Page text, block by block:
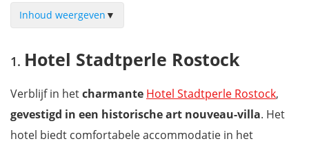
Inhoud weergeven ▼
Hotel Motel One Rostock
Landhotel Rittmeister & Kräuter-SPA
Apartments Kassebohmer Weg
Hotel Stadtperle Rostock
Verblijf in hetcharmante Hotel Stadtperle Rostock,
gevestigd in een historische art nouveau-villa. Het
hotel biedt comfortabele accommodatie in het